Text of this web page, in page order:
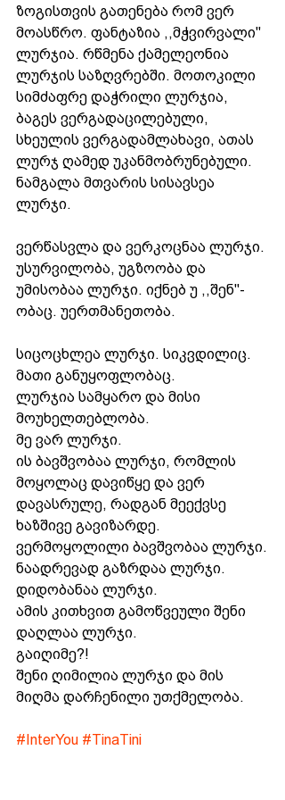
ზოგისთვის გათენება რომ ვერ
მოასწრო. ფანტაზია ,,მჭვირვალი''
ლურჯია. რწმენა ქამელეონია
ლურჯის საზღვრებში. მოთოკილი
სიმძაფრე დაჭრილი ლურჯია,
ბაგეს ვერგადაცილებული,
სხეულის ვერგადამლახავი, ათას
ლურჯ ღამედ უკანმობრუნებული.
ნამგალა მთვარის სისავსეა
ლურჯი.
ვერწასვლა და ვერკოცნაა ლურჯი.
უსურვილობა, უგზოობა და
უმისობაა ლურჯი. იქნებ უ ,,შენ''-
ობაც. უერთმანეთობა.
სიცოცხლეა ლურჯი. სიკვდილიც.
მათი განუყოფლობაც.
ლურჯია სამყარო და მისი
მოუხელთებლობა.
მე ვარ ლურჯი.
ის ბავშვობაა ლურჯი, რომლის
მოყოლაც დავიწყე და ვერ
დავასრულე, რადგან მეექვსე
ხაზშივე გავიზარდე.
ვერმოყოლილი ბავშვობაა ლურჯი.
ნაადრევად გაზრდაა ლურჯი.
დიდობანაა ლურჯი.
ამის კითხვით გამოწვეული შენი
დაღლაა ლურჯი.
გაიღიმე?!
შენი ღიმილია ლურჯი და მის
მიღმა დარჩენილი უთქმელობა.
#InterYou #TinaTini